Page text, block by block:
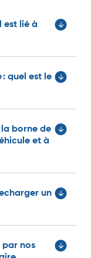
est lié à
: quel est le
borne de
et à
un
par nos